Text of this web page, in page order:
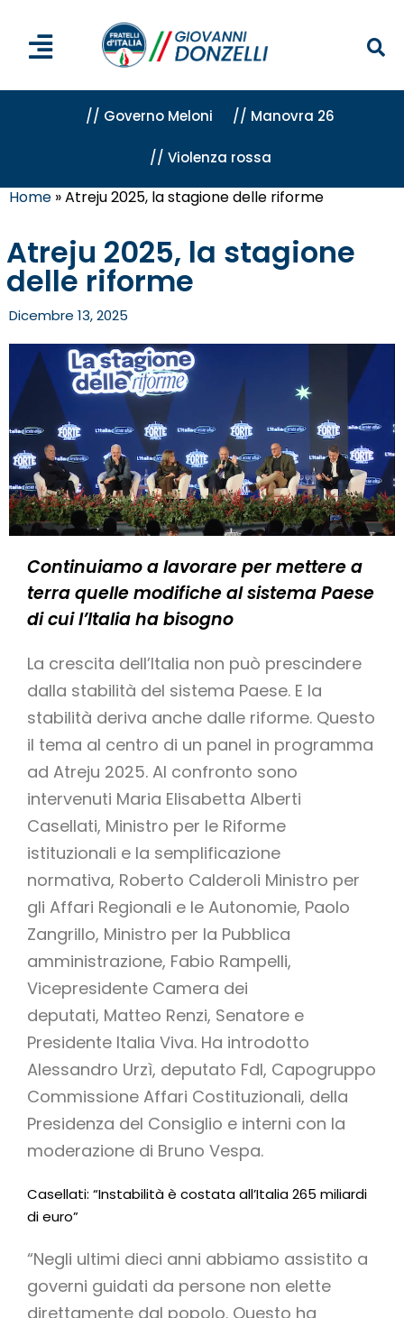
// Governo Meloni // Manovra 26
// Violenza rossa
Home »Atreju 2025, la stagione delle riforme
Atreju 2025, la stagione
delle riforme
Dicembre 13, 2025
Continuiamo a lavorare per mettere a
terra quelle modifiche al sistema Paese
di cui l’Italia ha bisogno
La crescita dell’Italia non può prescindere
dalla stabilità del sistema Paese. E la
stabilità deriva anche dalle riforme. Questo
il tema al centro di un panel in programma
ad Atreju 2025. Al confronto sono
intervenuti Maria Elisabetta Alberti
Casellati, Ministro per le Riforme
istituzionali e la semplificazione
normativa, Roberto Calderoli Ministro per
gli Affari Regionali e le Autonomie, Paolo
Zangrillo, Ministro per la Pubblica
amministrazione, Fabio Rampelli,
Vicepresidente Camera dei
deputati, Matteo Renzi, Senatore e
Presidente Italia Viva. Ha introdotto
Alessandro Urzì, deputato FdI, Capogruppo
Commissione Affari Costituzionali, della
Presidenza del Consiglio e interni con la
moderazione di Bruno Vespa.
Casellati: “Instabilità è costata all’Italia 265 miliardi
di euro”
“Negli ultimi dieci anni abbiamo assistito a
governi guidati da persone non elette
direttamente dal popolo. Questo ha